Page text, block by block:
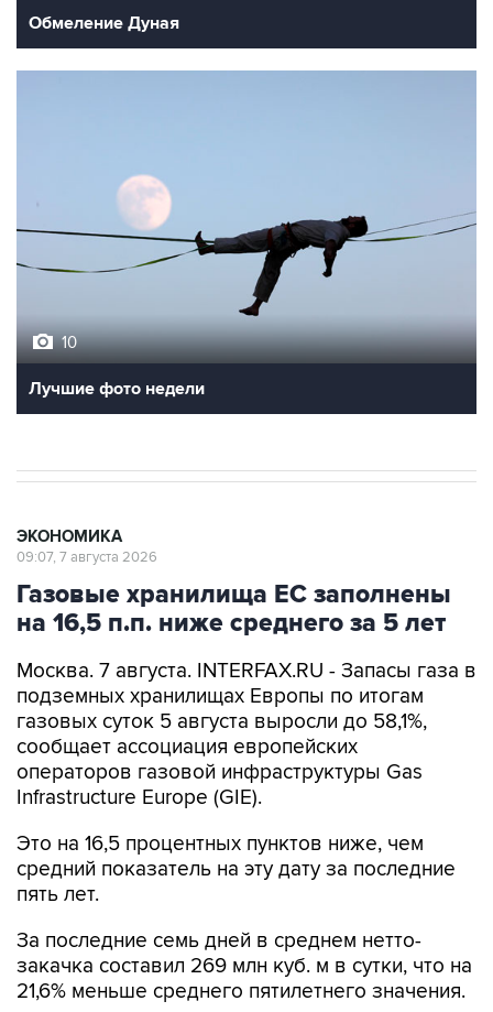
Лучшие фото недели
Газовые хранилища ЕС заполнены
на 16,5 п.п. ниже среднего за 5 лет
Москва. 7 августа. INTERFAX.RU - Запасы газа в
газовых суток 5 августа выросли до 58,1%,
сообщает ассоциация европейских
операторов газовой инфраструктуры Gas
Infrastructure Europe (GIE).
Это на 16,5 процентных пунктов ниже, чем
пять лет.
За последние семь дней в среднем нетто-
21,6% меньше среднего пятилетнего значения.
Уровень запасов природного газа в Европе